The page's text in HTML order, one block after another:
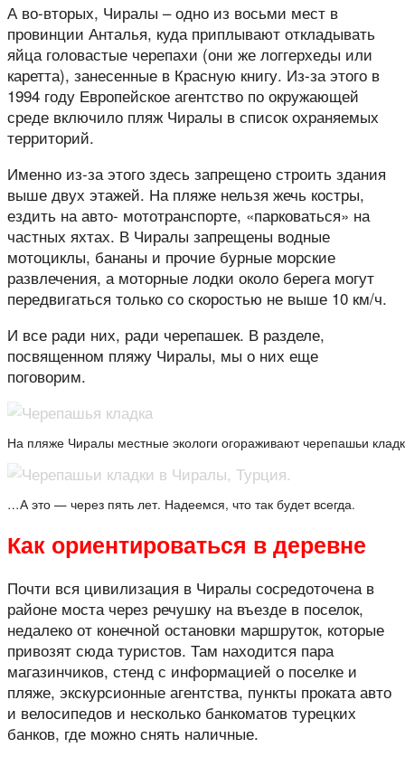
А во-вторых, Чиралы – одно из восьми мест в
провинции Анталья, куда приплывают откладывать
яйца головастые черепахи (они же логгерхеды или
каретта), занесенные в Красную книгу. Из-за этого в
1994 году Европейское агентство по окружающей
среде включило пляж Чиралы в список охраняемых
территорий.
Именно из-за этого здесь запрещено строить здания
выше двух этажей. На пляже нельзя жечь костры,
ездить на авто- мототранспорте, «парковаться» на
частных яхтах. В Чиралы запрещены водные
мотоциклы, бананы и прочие бурные морские
развлечения, а моторные лодки около берега могут
передвигаться только со скоростью не выше 10 км/ч.
И все ради них, ради черепашек. В разделе,
посвященном пляжу Чиралы, мы о них еще
поговорим.
На пляже Чиралы местные экологи огораживают черепашьи
…А это — через пять лет. Надеемся, что так будет всегда.
Как ориентироваться в деревне
Почти вся цивилизация в Чиралы сосредоточена в
районе моста через речушку на въезде в поселок,
недалеко от конечной остановки маршруток, которые
привозят сюда туристов. Там находится пара
магазинчиков, стенд с информацией о поселке и
пляже, экскурсионные агентства, пункты проката авто
и велосипедов и несколько банкоматов турецких
банков, где можно снять наличные.